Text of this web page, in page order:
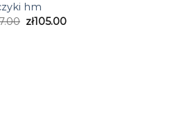
hm
zł105.00